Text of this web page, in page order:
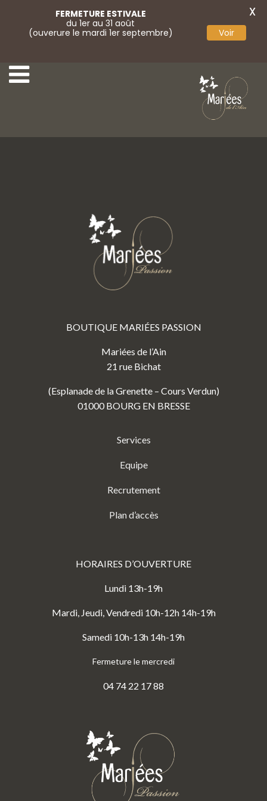
BOUTIQUE MARIÉES PASSION
Mariées de l’Ain
21 rue Bichat
(Esplanade de la Grenette – Cours Verdun)
01000 BOURG EN BRESSE
Services
Equipe
Recrutement
Plan d’accès
HORAIRES D’OUVERTURE
Lundi 13h-19h
Mardi, Jeudi, Vendredi 10h-12h 14h-19h
Samedi 10h-13h 14h-19h
Fermeture le mercredi
04 74 22 17 88
FERMETURE ESTIVALE
du 1er au 31 août
(ouverure le mardi 1er septembre)
Voir
X